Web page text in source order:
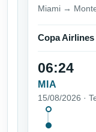
Miami →
Copa Airlines
06:24
MIA
15/08/2026 ·